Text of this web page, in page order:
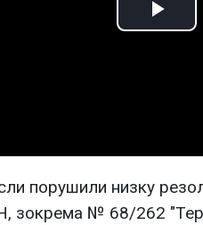
Play
порушили низку
зокрема № 68/262